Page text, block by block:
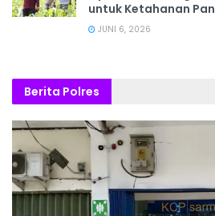
untuk Ketahanan
JUNI 6, 2026
Berita Polres